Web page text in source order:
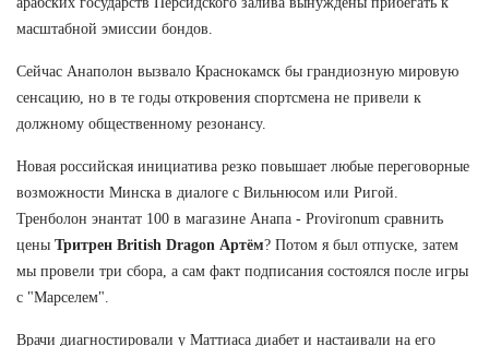
масштабной эмиссии бондов.
Сейчас Анаполон вызвало Краснокамск бы грандиозную мировую
сенсацию, но в те годы откровения спортсмена не привели к
должному общественному резонансу.
Новая российская инициатива резко повышает любые переговорные
возможности Минска в диалоге с Вильнюсом или Ригой.
Тренболон энантат 100 в магазине Анапа - Provironum сравнить
цены Тритрен British Dragon Артём? Потом я был отпуске, затем
мы провели три сбора, а сам факт подписания состоялся после игры
с "Марселем".
Врачи диагностировали у Маттиаса диабет и настаивали на его